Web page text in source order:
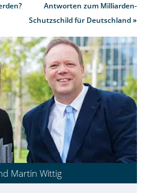
Antworten zum Milliarden-
Schutzschild für Deutschland»
Martin Wittig